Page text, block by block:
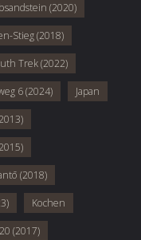
(2020)
Stieg (2018)
Trek (2022)
6 (2024) Japan
(2018)
Kochen
(2017)